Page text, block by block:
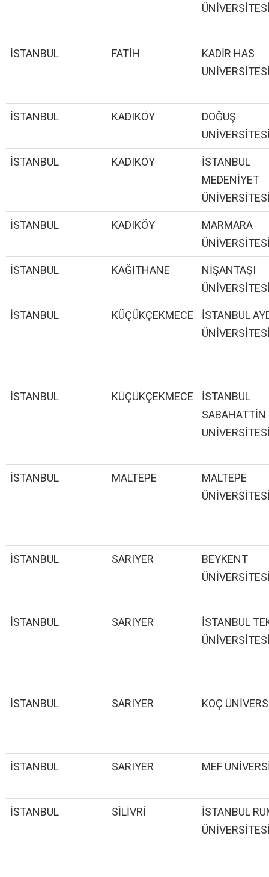
İSTANBUL FATİH
KADİR HAS
İSTANBUL KADIKÖY
DOĞUŞ
İSTANBUL KADIKÖY
İSTANBUL
MEDENİYET
İSTANBUL KADIKÖY
MARMARA
İSTANBUL KAĞITHANE
NİŞANTAŞI
İSTANBUL KÜÇÜKÇEKMECE
İSTANBUL
İSTANBUL KÜÇÜKÇEKMECE
İSTANBUL
İSTANBUL MALTEPE
MALTEPE
İSTANBUL SARIYER
BEYKENT
İSTANBUL SARIYER
İSTANBUL
İSTANBUL SARIYER KOÇ
İSTANBUL SARIYER MEF
İSTANBUL SİLİVRİ
İSTANBUL